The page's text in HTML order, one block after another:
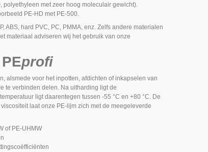
polyethyleen met zeer hoog moleculair gewicht).
PE-HD met PE-500.
ABS, hard PVC, PC, PMMA, enz. Zelfs andere materialen
materiaal adviseren wij het gebruik van onze
PEprofi
alsmede voor het inpotten, afdichten of inkapselen van
te verbinden delen. Na uitharding ligt de
ligt daarentegen tussen -55 °C en +80 °C. De
laat onze PE-lijm zich met de meegeleverde
of PE-UHMW